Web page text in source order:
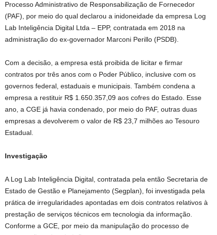
Processo Administrativo de Responsabilização de Fornecedor
(PAF), por meio do qual declarou a inidoneidade da empresa Log
Lab Inteligência Digital Ltda – EPP, contratada em 2018 na
administração do ex-governador Marconi Perillo (PSDB).
Com a decisão, a empresa está proibida de licitar e firmar
contratos por três anos com o Poder Público, inclusive com os
governos federal, estaduais e municipais. Também condena a
empresa a restituir R$ 1.650.357,09 aos cofres do Estado. Esse
ano, a CGE já havia condenado, por meio do PAF, outras duas
empresas a devolverem o valor de R$ 23,7 milhões ao Tesouro
Estadual.
Investigação
A Log Lab Inteligência Digital, contratada pela então Secretaria de
Estado de Gestão e Planejamento (Segplan), foi investigada pela
prática de irregularidades apontadas em dois contratos relativos à
prestação de serviços técnicos em tecnologia da informação.
Conforme a GCE, por meio da manipulação do processo de